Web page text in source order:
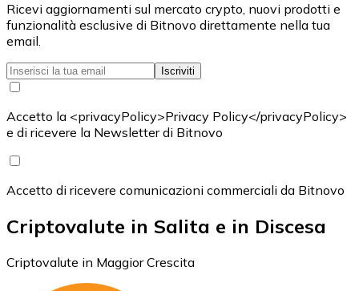
Ricevi aggiornamenti sul mercato crypto, nuovi prodotti e
funzionalità esclusive di Bitnovo direttamente nella tua
email.
Iscriviti
Accetto la <privacyPolicy>Privacy Policy</privacyPolicy>
e di ricevere la Newsletter di Bitnovo
Accetto di ricevere comunicazioni commerciali da Bitnovo
Criptovalute in Salita e in Discesa
Criptovalute in Maggior Crescita